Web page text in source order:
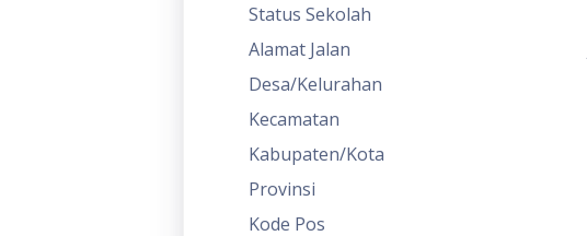
Status Sekolah
Alamat Jalan
Desa/Kelurahan
Kecamatan
Kabupaten/Kota
Provinsi
Kode Pos